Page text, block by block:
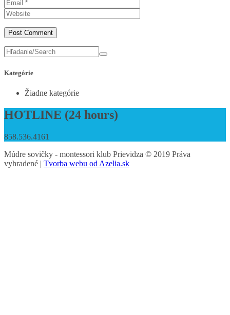
Kategórie
Žiadne kategórie
HOTLINE (24 hours)
858.536.4161
Múdre sovičky - montessori klub Prievidza © 2019 Práva
vyhradené | Tvorba webu od Azelia.sk